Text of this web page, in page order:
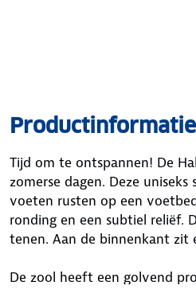
Productinformatie
Tijd om te ontspannen! De
zomerse dagen. Deze
voeten rusten op een
ronding en een subtiel reliëf.
tenen. Aan de binnenkant zit
De zool heeft een golvend